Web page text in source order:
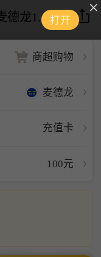
打开
商超购物麦德龙充值卡麦德龙100面值
商超购物
麦德龙
充值卡
100元